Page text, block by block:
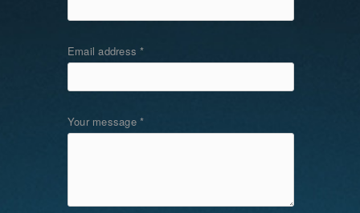
Email address *
Your message *